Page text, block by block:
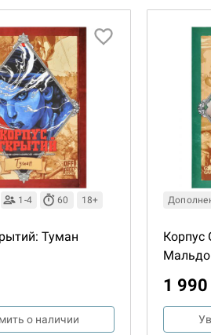
1-4 60 18+
Туман
о наличии
Корпус
1